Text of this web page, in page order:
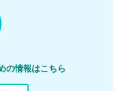
の情報はこちら